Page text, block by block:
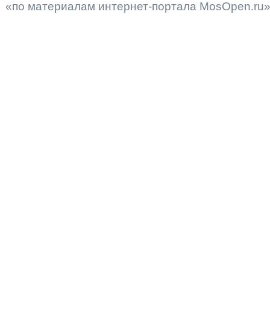
«по материалам интернет-портала